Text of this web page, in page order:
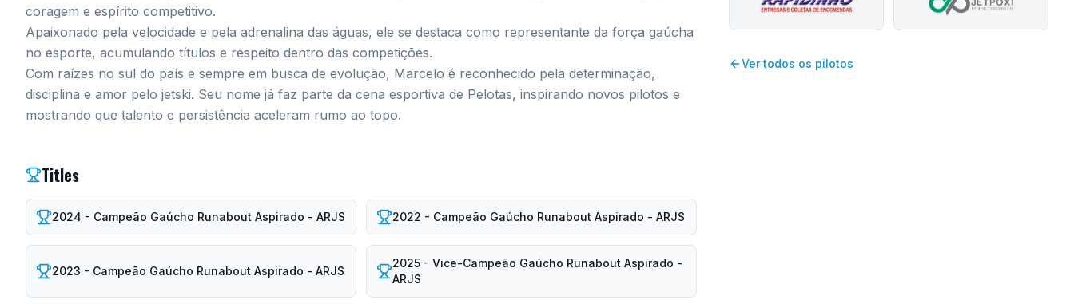
coragem e espírito competitivo.
Apaixonado pela velocidade e pela adrenalina das águas, ele se destaca como representante da força gaúcha
no esporte, acumulando títulos e respeito dentro das competições.
Com raízes no sul do país e sempre em busca de evolução, Marcelo é reconhecido pela determinação,
disciplina e amor pelo jetski. Seu nome já faz parte da cena esportiva de Pelotas, inspirando novos pilotos e
mostrando que talento e persistência aceleram rumo ao topo.
Titles
2024 - Campeão Gaúcho Runabout Aspirado - ARJS 2022 - Campeão Gaúcho Runabout Aspirado - ARJS
2023 - Campeão Gaúcho Runabout Aspirado - ARJS
2025 - Vice-Campeão Gaúcho Runabout Aspirado -
ARJS
Ver todos os pilotos